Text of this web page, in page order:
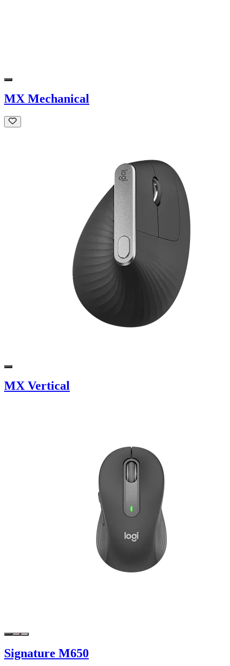
MX Mechanical
MX Vertical
Signature M650